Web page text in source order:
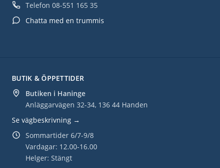
BUTIK & ÖPPETTIDER
Butiken i Haninge
Anläggarvägen 32-34, 136 44 Handen
Se vägbeskrivning →
Sommartider 6/7-9/8
Vardagar: 12.00-16.00
Helger: Stängt
Telefon 08-551 165 35
Chatta med en trummis